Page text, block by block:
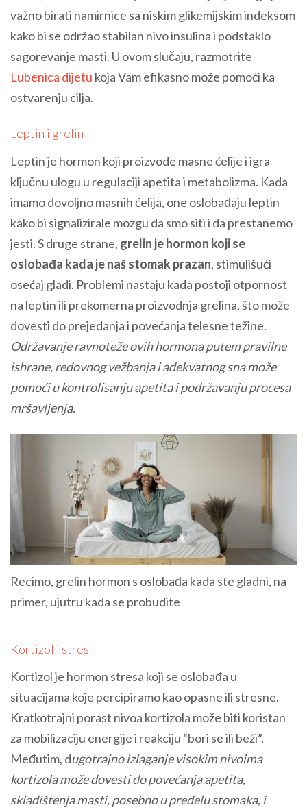
važno birati namirnice sa niskim glikemijskim indeksom
kako bi se održao stabilan nivo insulina i podstaklo
sagorevanje masti. U ovom slučaju, razmotrite
Lubenica dijetu koja Vam efikasno može pomoći ka
ostvarenju cilja.
Leptin i grelin
Leptin je hormon koji proizvode masne ćelije i igra
ključnu ulogu u regulaciji apetita i metabolizma. Kada
imamo dovoljno masnih ćelija, one oslobađaju leptin
kako bi signalizirale mozgu da smo siti i da prestanemo
jesti. S druge strane, grelin je hormon koji se
oslobađa kada je naš stomak prazan, stimulišući
osećaj gladi. Problemi nastaju kada postoji otpornost
na leptin ili prekomerna proizvodnja grelina, što može
dovesti do prejedanja i povećanja telesne težine.
Održavanje ravnoteže ovih hormona putem pravilne
ishrane, redovnog vežbanja i adekvatnog sna može
pomoći u kontrolisanju apetita i podržavanju procesa
mršavljenja.
Recimo, grelin hormon s oslobađa kada ste gladni, na
primer, ujutru kada se probudite
Kortizol i stres
Kortizol je hormon stresa koji se oslobađa u
situacijama koje percipiramo kao opasne ili stresne.
Kratkotrajni porast nivoa kortizola može biti koristan
za mobilizaciju energije i reakciju “bori se ili beži”.
Međutim, dugotrajno izlaganje visokim nivoima
kortizola može dovesti do povećanja apetita,
skladištenja masti, posebno u predelu stomaka, i